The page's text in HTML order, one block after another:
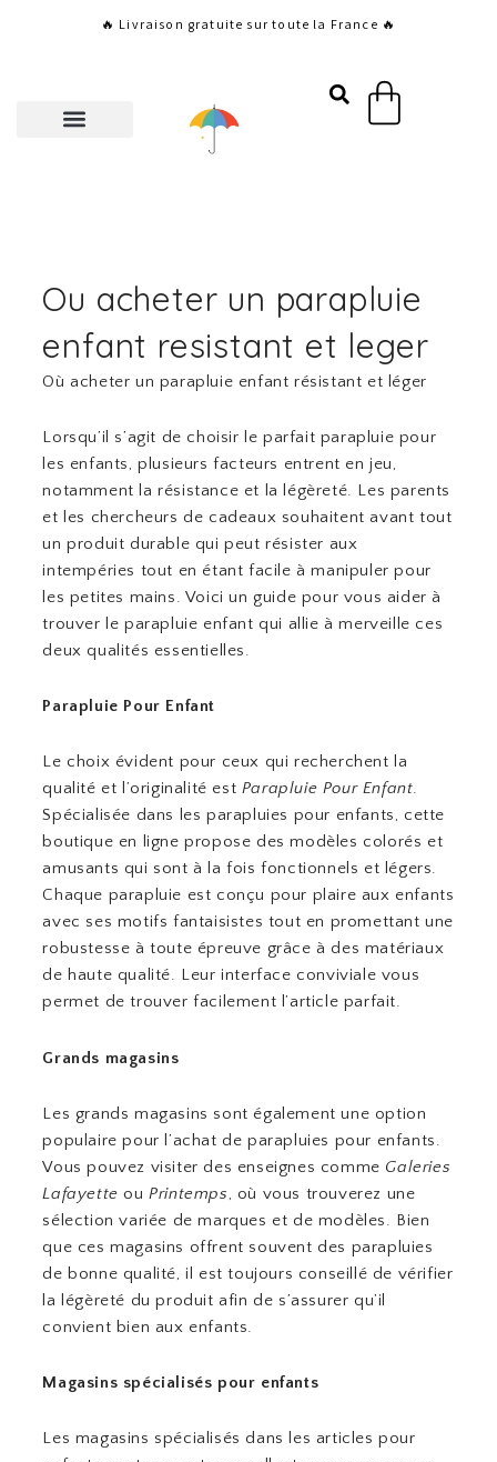
🔥 Livraison gratuite sur toute la France 🔥
Panier
Ou acheter un parapluie
enfant resistant et leger
Où acheter un parapluie enfant résistant et léger
Lorsqu’il s’agit de choisir le parfait parapluie pour
les enfants, plusieurs facteurs entrent en jeu,
notamment la résistance et la légèreté. Les parents
et les chercheurs de cadeaux souhaitent avant tout
un produit durable qui peut résister aux
intempéries tout en étant facile à manipuler pour
les petites mains. Voici un guide pour vous aider à
trouver le parapluie enfant qui allie à merveille ces
deux qualités essentielles.
Parapluie Pour Enfant
Le choix évident pour ceux qui recherchent la
qualité et l’originalité est Parapluie Pour Enfant.
Spécialisée dans les parapluies pour enfants, cette
boutique en ligne propose des modèles colorés et
amusants qui sont à la fois fonctionnels et légers.
Chaque parapluie est conçu pour plaire aux enfants
avec ses motifs fantaisistes tout en promettant une
robustesse à toute épreuve grâce à des matériaux
de haute qualité. Leur interface conviviale vous
permet de trouver facilement l’article parfait.
Grands magasins
Les grands magasins sont également une option
populaire pour l’achat de parapluies pour enfants.
Vous pouvez visiter des enseignes comme Galeries
Lafayette ouPrintemps, où vous trouverez une
sélection variée de marques et de modèles. Bien
que ces magasins offrent souvent des parapluies
de bonne qualité, il est toujours conseillé de vérifier
la légèreté du produit afin de s’assurer qu’il
convient bien aux enfants.
Magasins spécialisés pour enfants
Les magasins spécialisés dans les articles pour